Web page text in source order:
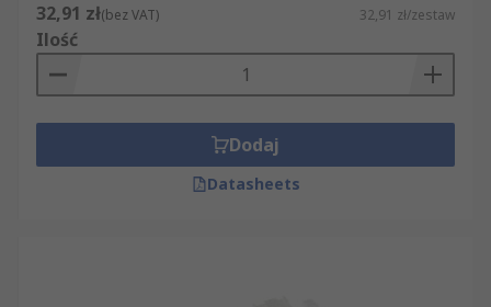
32,91 zł(bez VAT) 32,91 zł/zestaw
Ilość
Dodaj
Datasheets